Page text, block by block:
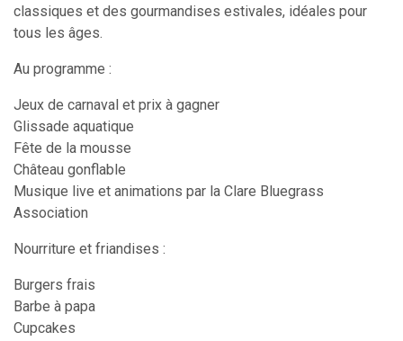
classiques et des gourmandises estivales, idéales pour
tous les âges.
Au programme :
Jeux de carnaval et prix à gagner
Glissade aquatique
Fête de la mousse
Château gonflable
Musique live et animations par la Clare Bluegrass
Association
Nourriture et friandises :
Burgers frais
Barbe à papa
Cupcakes